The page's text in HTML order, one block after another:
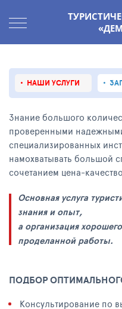
НАШИ УСЛУГИ
Знание большого
проверенными
специализированных
намохватывать большой
сочетанием цена-качество.
Основная услуга
знания и опыт,
а организация
проделанной работы.
ПОДБОР
Консультирование по